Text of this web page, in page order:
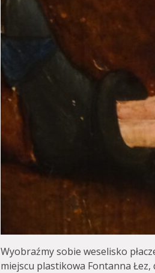
Wyobraźmy sobie weselisko
miejscu plastikowa Fontanna